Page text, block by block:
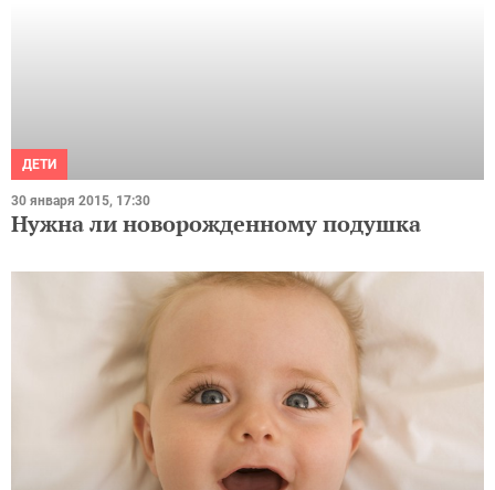
ДЕТИ
Нужна ли новорожденному подушка